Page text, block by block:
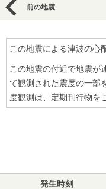
前の地震
この地震による津波の心
この地震の付近で地震が
て観測された震度の一部
度観測は、定期刊行物を
発生時刻